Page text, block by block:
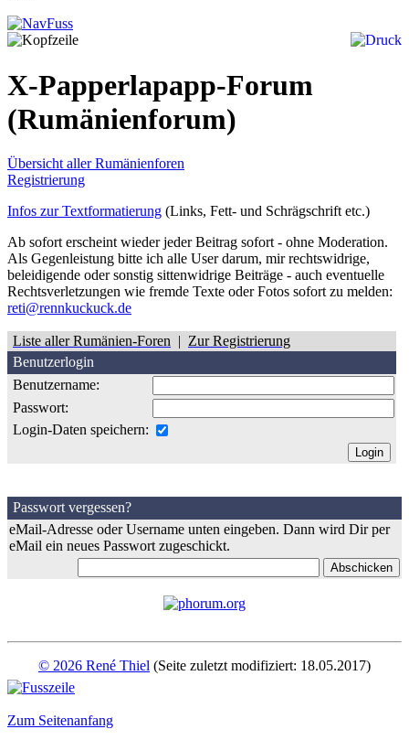
X-Papperlapapp-Forum
(Rumänienforum)
Übersicht aller Rumänienforen
Registrierung
Infos zur Textformatierung (Links, Fett- und Schrägschrift etc.)
Ab sofort erscheint wieder jeder Beitrag sofort - ohne Moderation.
Als Gegenleistung bitte ich alle User darum, mir rechtswidrige,
beleidigende oder sonstig sittenwidrige Beiträge - auch eventuelle
Rechtsverletzungen wie fremde Texte oder Fotos sofort zu melden:
reti@rennkuckuck.de
Liste aller Rumänien-Foren | Zur Registrierung
Benutzerlogin
Benutzername:
Passwort:
Login-Daten speichern:
Passwort vergessen?
eMail-Adresse oder Username unten eingeben. Dann wird Dir per
eMail ein neues Passwort zugeschickt.
© 2026 René Thiel (Seite zuletzt modifiziert: 18.05.2017)
Zum Seitenanfang